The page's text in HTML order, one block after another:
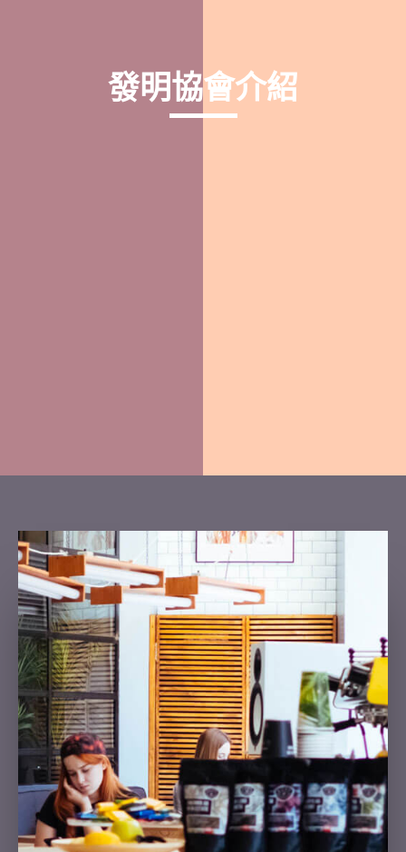
發明協會介紹